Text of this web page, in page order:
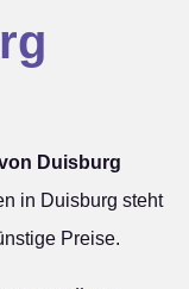
Duisburg
in Duisburg steht
Preise.